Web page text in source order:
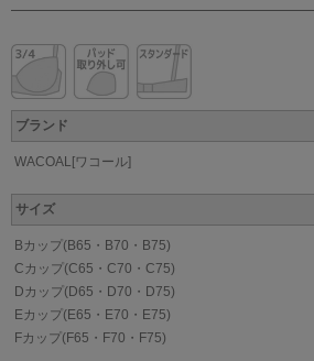
ブランド
WACOAL[ワコール]
サイズ
Bカップ(B65・B70・B75)
Cカップ(C65・C70・C75)
Dカップ(D65・D70・D75)
Eカップ(E65・E70・E75)
Fカップ(F65・F70・F75)